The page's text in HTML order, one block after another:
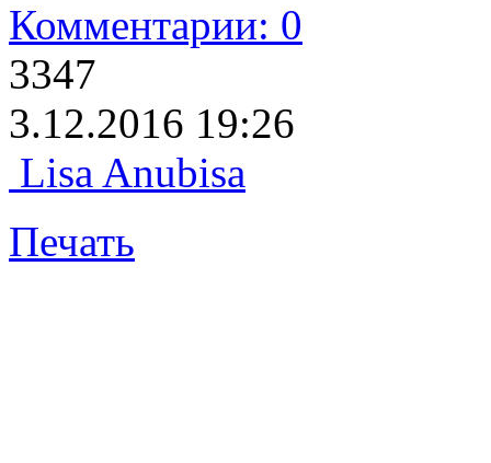
Комментарии: 0
3347
3.12.2016 19:26
Lisa Anubisa
Печать